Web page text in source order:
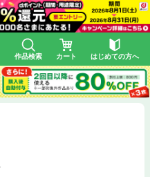
作品検索 カート はじめての方へ